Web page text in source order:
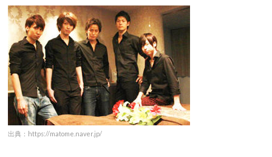
出典：https://matome.naver.jp/